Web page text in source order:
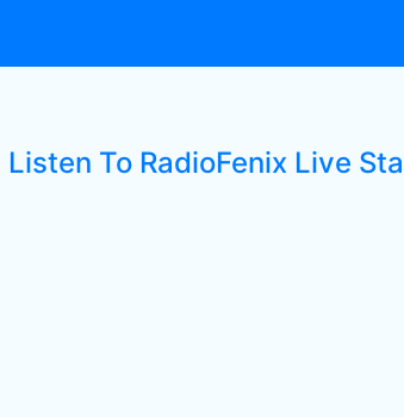
Listen To RadioFenix Live